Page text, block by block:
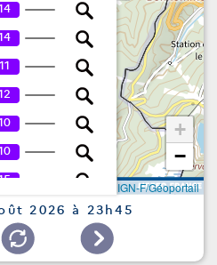
11
23
+
−
IGN-F/Géoportail
2026 à 23h45